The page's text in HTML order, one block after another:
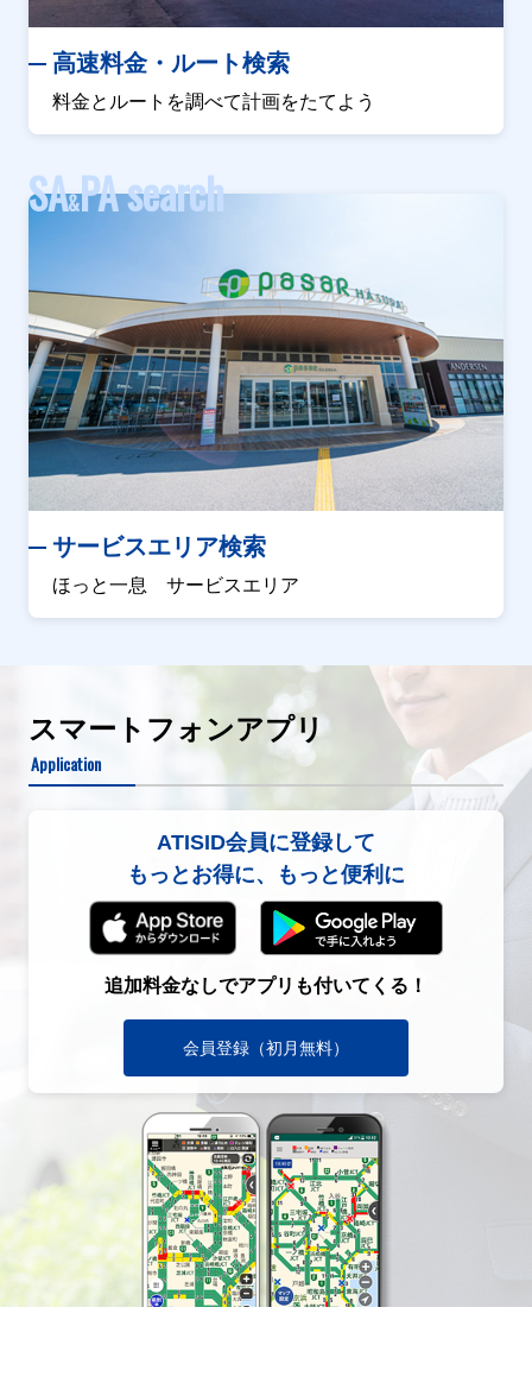
高速料金・ルート検索
料金とルートを調べて計画をたてよう
SA&PA search
サービスエリア検索
ほっと一息 サービスエリア
スマートフォンアプリ
Application
ATISID会員に登録して
もっとお得に、もっと便利に
追加料金なしでアプリも付いてくる！
会員登録（初月無料）